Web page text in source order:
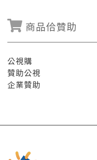
商品佮贊助
公視購
贊助公視
企業贊助